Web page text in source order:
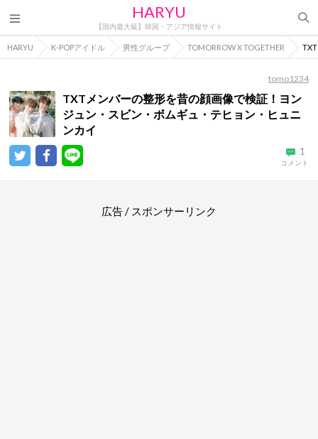
HARYU
【国内最大級】韓国・アジア情報サイト
HARYU K-POPアイドル 男性グループ TOMORROW X TOGETHER
tomo1234
TXTメンバーの整形を昔の顔画像で検証！ヨン
ジュン・スビン・ボムギュ・テヒョン・ヒュニ
ンカイ
1
コメント
広告 / スポンサーリンク